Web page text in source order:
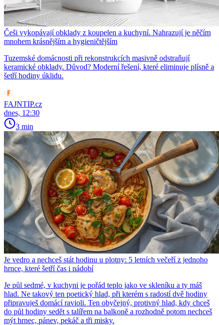
Češi vykopávají obklady z koupelen a kuchyní. Nahrazují je něčím
mnohem krásnějším a hygieničtějším
Tuzemské domácnosti při rekonstrukcích masivně odstraňují
keramické obklady. Důvod? Moderní řešení, které eliminuje plísně a
šetří hodiny úklidu.
FAJNTIP.cz
dnes, 12:30
3 min
Je vedro a nechceš stát hodinu u plotny: 5 letních večeří z jednoho
hrnce, které šetří čas i nádobí
Je půl sedmé, v kuchyni je pořád teplo jako ve skleníku a ty máš
hlad. Ne takový ten poetický hlad, při kterém s radostí dvě hodiny
připravuješ domácí ravioli. Ten obyčejný, protivný hlad, kdy chceš
do půl hodiny sedět s talířem na balkoně a rozhodně potom nechceš
mýt hrnec, pánev, pekáč a tři misky.